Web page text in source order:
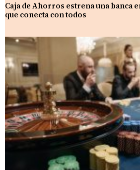
Caja de Ahorros estrena una banca
que conecta con todos